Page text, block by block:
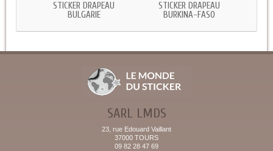
STICKER DRAPEAU
BULGARIE
STICKER DRAPEAU
BURKINA-FASO
SARL LMDS
23, rue Edouard Vaillant
37000 TOURS
09 82 28 47 69